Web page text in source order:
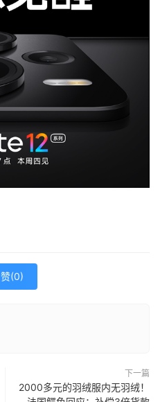
赞(0)
下一篇
2000多元的羽绒服内无羽绒！